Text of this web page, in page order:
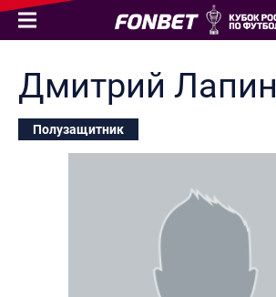
Дмитрий Лапин
Полузащитник